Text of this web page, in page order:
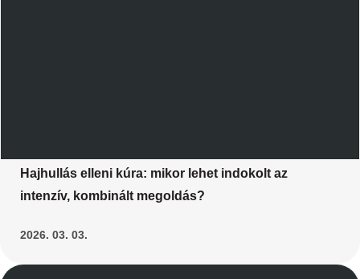
Hajhullás elleni kúra: mikor lehet indokolt az
intenzív, kombinált megoldás?
2026. 03. 03.